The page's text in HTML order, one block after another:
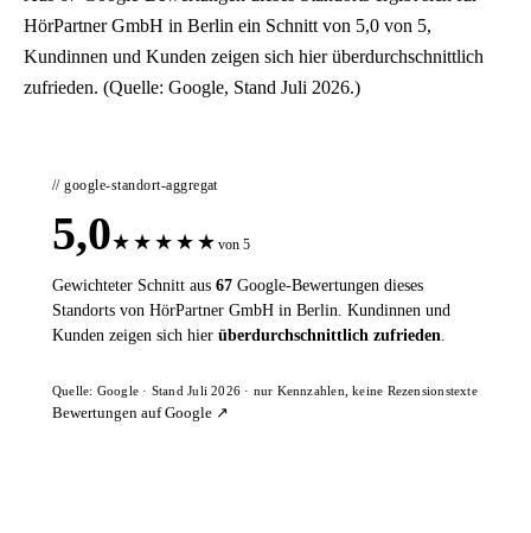
HörPartner GmbH in Berlin ein Schnitt von 5,0 von 5,
Kundinnen und Kunden zeigen sich hier überdurchschnittlich
zufrieden. (Quelle: Google, Stand Juli 2026.)
// google-standort-aggregat
5,0★ ★ ★ ★ ★ von 5
Gewichteter Schnitt aus 67 Google-Bewertungen dieses
Standorts von HörPartner GmbH in Berlin. Kundinnen und
Kunden zeigen sich hier überdurchschnittlich zufrieden.
Quelle: Google · Stand Juli 2026 · nur Kennzahlen, keine Rezensionstexte
Bewertungen auf Google ↗